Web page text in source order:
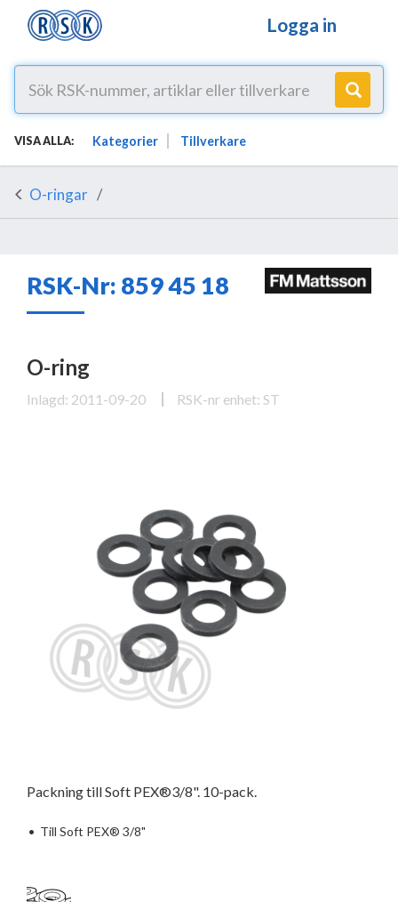
Logga in
VISA ALLA: Kategorier Tillverkare
O-ringar
RSK-Nr: 859 45 18
O-ring
Inlagd: 2011-09-20 RSK-nr enhet: ST
Packning till Soft PEX®3/8". 10-pack.
• Till Soft PEX® 3/8"